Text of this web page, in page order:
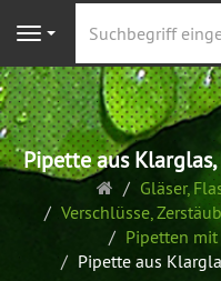
Navigation
Pipette aus
Startseite
Gläser,
Verschlüsse,
Pipetten
Pipette aus